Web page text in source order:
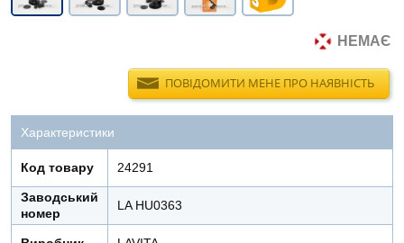
НЕМАЄ
ПОВІДОМИТИ МЕНЕ ПРО НАЯВНІСТЬ
Характеристики
Код товару 24291
Заводський
номер
LA HU0363